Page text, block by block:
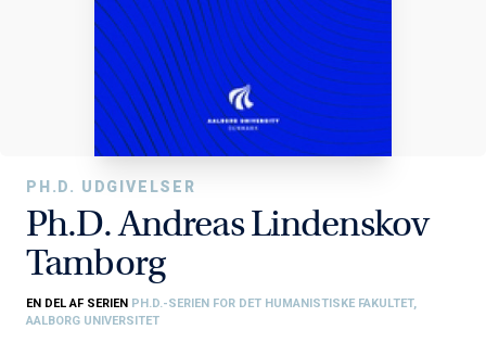
PH.D. UDGIVELSER
Ph.D. Andreas Lindenskov
Tamborg
EN DEL AF SERIEN PH.D.-SERIEN FOR DET HUMANISTISKE FAKULTET,
AALBORG UNIVERSITET